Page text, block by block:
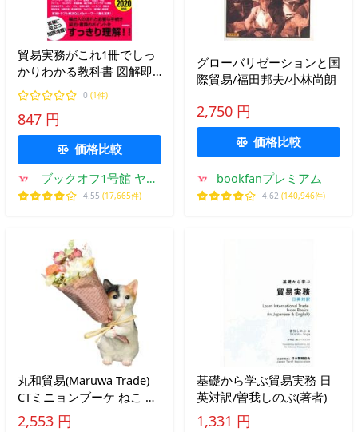
貿易実務がこれ1冊でしっ
かりわかる教科書 図解即
戦力/布施克彦(著者)
0 (1件)
847 円
価格比較
ブックオフ1号館 ヤフ
ーショッピング店
4.55 (17,665件)
グローバリゼーションと国
際貿易/福田邦夫/小林尚朗
2,750 円
価格比較
bookfanプレミアム
4.62 (140,946件)
丸和貿易(Maruwa Trade)
CTミニョンブーケ ねこ ミ
ケ 8.7×10.7×15cm
2,553 円
基礎から学ぶ貿易実務 日
英対訳/曽我しのぶ(著者)
1,331 円